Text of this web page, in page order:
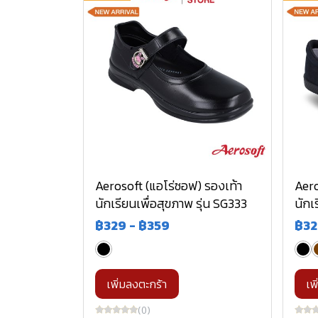
Aerosoft (แอโร่ซอฟ) รองเท้า
นักเรียนเพื่อสุขภาพ รุ่น SG333
฿329 - ฿359
เพิ่มลงตะกร้า
(0)
นัก
฿
เ